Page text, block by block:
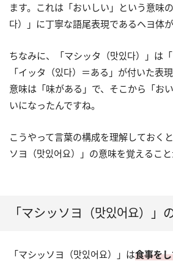
ます。これは「おいしい」という意味
다）」に丁寧な語尾表現であるヘヨ体
ちなみに、「マシッタ（맛있다）」は
「イッタ（있다）＝ある」が付いた表
意味は「味がある」で、そこから「お
いになったんですね。
こうやって言葉の構成を理解しておく
ソヨ（맛있어요）」の意味を覚えること
「マシッソヨ（맛있어요）」
「マシッソヨ（맛있어요）」は食事を